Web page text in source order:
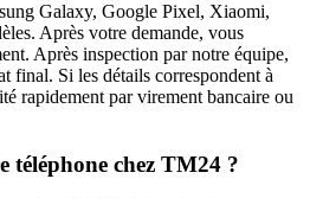
Galaxy, Google Pixel, Xiaomi,
Après votre demande, vous
Après inspection par notre équipe,
final. Si les détails correspondent à
rapidement par virement bancaire ou
téléphone chez TM24 ?